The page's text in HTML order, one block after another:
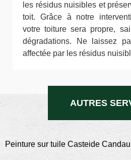
les résidus nuisibles et
toit. Grâce à notre
votre toiture sera propre,
dégradations. Ne laissez
affectée par les résidus
AUTRES
Peinture sur tuile Casteide